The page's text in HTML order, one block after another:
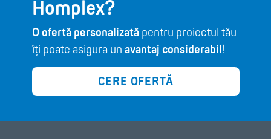
Homplex?
O ofertă personalizatăpentru proiectul tău
îți poate asigura un avantaj considerabil!
CERE OFERTĂ